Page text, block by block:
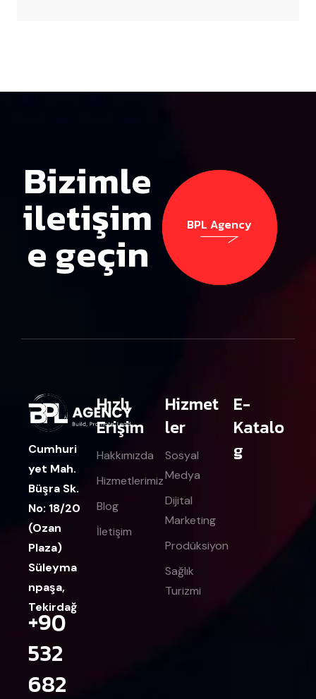
Bizimle
iletişim
e geçin
BPL Agency
Cumhuri
yet Mah.
Büşra Sk.
No: 18/20
(Ozan
Plaza)
Süleyma
npaşa,
Tekirdağ
+90
532
682
Hızlı
Erişim
Hakkımızda
Hizmetlerimiz
Blog
İletişim
Hizmet
ler
Sosyal
Medya
Dijital
Marketing
Prodüksiyon
Sağlık
Turizmi
E-
Katalo
g